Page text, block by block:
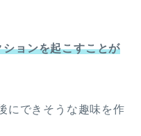
ションを起こすことが
にできそうな趣味を作